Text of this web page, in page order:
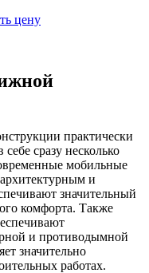
цену
практически
сразу несколько
мобильные
и
значительный
комфорта. Также
и противодымной
значительно
работах.